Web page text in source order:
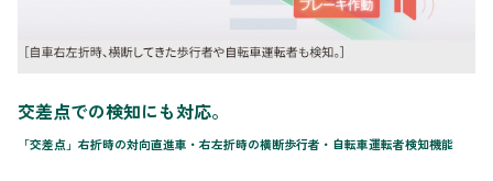
交差点での検知にも対応。
「交差点」右折時の対向直進車・右左折時の横断歩行者・自転車運転者検知機能